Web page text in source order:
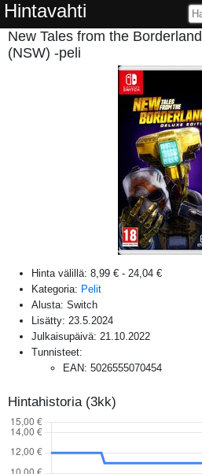
Hintavahti
New Tales from the
(NSW) -peli
Hinta välillä: 8,99 € - 24,04 €
Kategoria: Pelit
Alusta: Switch
Lisätty: 23.5.2024
Julkaisupäivä: 21.10.2022
Tunnisteet:
EAN: 5026555070454
Hintahistoria (3kk)